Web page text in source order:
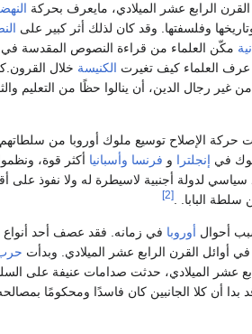
الرابع عشر الميلادي، مايعرف بحركة
وفلسفتها. وقد كان لذلك أثر كبير على
مكّن العلماء من قراءة النصوص المقدسة في
عرف العلماء كيف تغيرت الكنيسة خلال
غير رجال الدين، أن ينالوا حظًا من التعليم
حركة الإصلاح توسيع ملوك أوروبا من
في إنجلترا و فرنسا وأسبانيا أكثر قوة،
سياسي لدولة أجنبية لاسيطرة له ولا نفوذ على
البابا. .
[2]
أحوال أوروبا في زمانه. فقد عصف أحد أنواع
أوائل القرن الرابع عشر الميلادي. وبدأت حرب
الرابع عشر الميلادي، حدثت صدامات عنيفة على
أن كلا الجانبين كان فاسدًا ومحكومًا بمصالحه